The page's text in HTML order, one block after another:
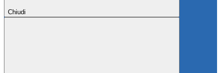
Chiudi